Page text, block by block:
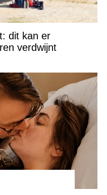
dit kan er
verdwijnt